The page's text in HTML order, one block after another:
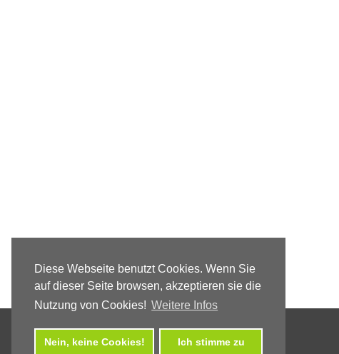
Diese Webseite benutzt Cookies. Wenn Sie
auf dieser Seite browsen, akzeptieren sie die
Nutzung von Cookies! Weitere Infos
Nein, keine Cookies! Ich stimme zu